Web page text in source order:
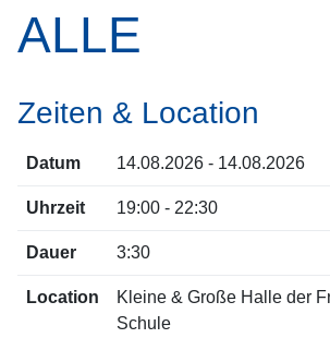
ALLE
Zeiten & Location
Datum 14.08.2026 - 14.08.2026
Uhrzeit 19:00 - 22:30
Dauer 3:30
Location
Kleine & Große Halle der
Schule